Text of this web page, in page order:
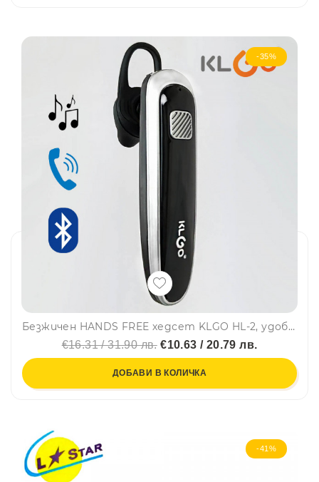
-35%
Безжичен HANDS FREE хедсет KLGO HL-2, удобно и комфортно, разговорите са като на живо
€16.31 / 31.90 лв.€10.63 / 20.79 лв.
ДОБАВИ В КОЛИЧКА
-41%